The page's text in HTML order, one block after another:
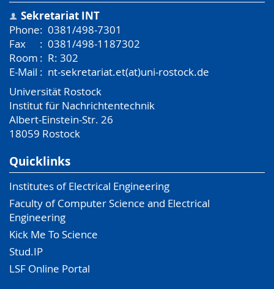
Sekretariat INT
Phone: 0381/498-7301
Fax
: 0381/498-1187302
Room : R: 302
E-Mail : nt-sekretariat.et(at)uni-rostock.de
Universität Rostock
Institut für Nachrichtentechnik
Albert-Einstein-Str. 26
18059 Rostock
Quicklinks
Institutes of Electrical Engineering
Faculty of Computer Science and Electrical
Engineering
Kick Me To Science
Stud.IP
LSF Online Portal